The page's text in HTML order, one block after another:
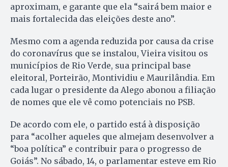
aproximam, e garante que ela “sairá bem maior e
mais fortalecida das eleições deste ano”.
Mesmo com a agenda reduzida por causa da crise
do coronavírus que se instalou, Vieira visitou os
municípios de Rio Verde, sua principal base
eleitoral, Porteirão, Montividiu e Maurilândia. Em
cada lugar o presidente da Alego abonou a filiação
de nomes que ele vê como potenciais no PSB.
De acordo com ele, o partido está à disposição
para “acolher aqueles que almejam desenvolver a
“boa política” e contribuir para o progresso de
Goiás”. No sábado, 14, o parlamentar esteve em Rio